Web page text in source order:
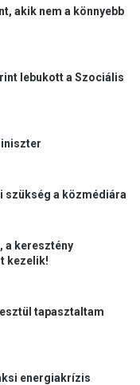
akik nem a könnyebb
lebukott a Szociális
szükség a közmédiára
a keresztény
kezelik!
tapasztaltam
energiakrízis